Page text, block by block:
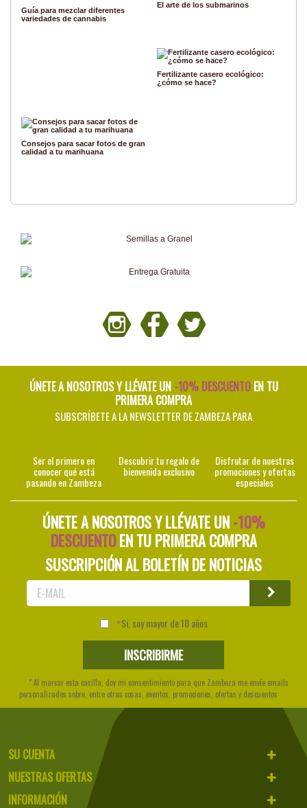
Guía para mezclar diferentes
variedades de cannabis
El arte de los submarinos
Fertilizante casero ecológico:
¿cómo se hace?
Consejos para sacar fotos de gran
calidad a tu marihuana
ÚNETE A NOSOTROS Y LLÉVATE UN -10% DESCUENTOEN TU
PRIMERA COMPRA
SUBSCRÍBETE A LA NEWSLETTER DE ZAMBEZA PARA
Ser el primero en
conocer qué está
pasando en Zambeza
Descubrir tu regalo de
bienvenida exclusivo
Disfrutar de nuestras
promociones y ofertas
especiales
ÚNETE A NOSOTROS Y LLÉVATE UN-10%
DESCUENTOEN TU PRIMERA COMPRA
SUSCRIPCIÓN AL BOLETÍN DE NOTICIAS
Sí, soy mayor de 18 años
* Al marcar esta casilla, doy mi consentimiento para que Zambeza me envíe emails
personalizados sobre, entre otras cosas, eventos, promociones, ofertas y descuentos
SU CUENTA
NUESTRAS OFERTAS
INFORMACIÓN